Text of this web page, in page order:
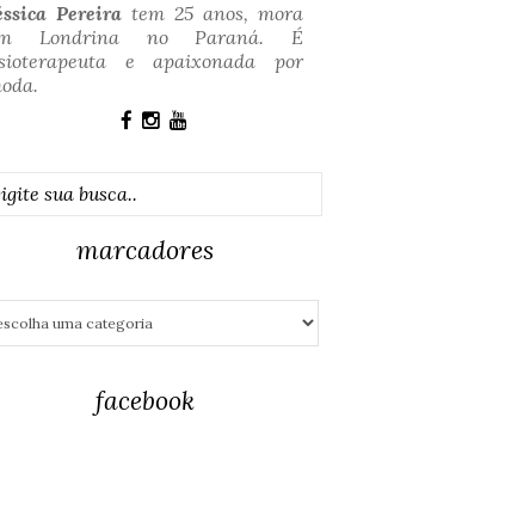
Pereira tem 25 anos, mora
Londrina no Paraná. É
e apaixonada por
marcadores
facebook